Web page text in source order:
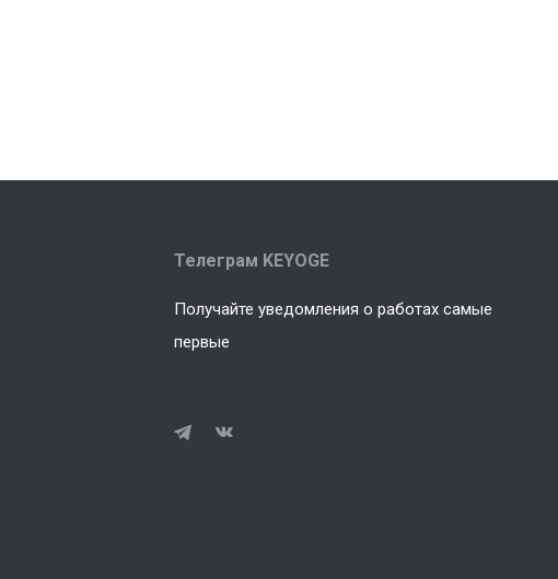
Телеграм KEYOGE
Получайте уведомления о работах самые
первые